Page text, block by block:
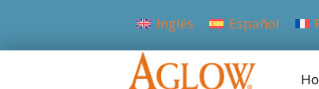
Inglés Español